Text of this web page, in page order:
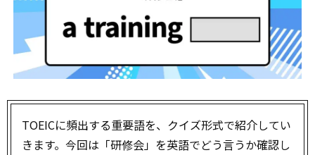
TOEICに頻出する重要語を、クイズ形式で紹介してい
きます。今回は「研修会」を英語でどう言うか確認し